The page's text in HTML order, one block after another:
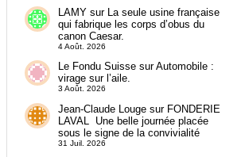
LAMYsur La seule usine française
qui fabrique les corps d’obus du
canon Caesar.
4 Août. 2026
Le Fondu SuissesurAutomobile :
virage sur l’aile.
3 Août. 2026
Jean-Claude Lougesur FONDERIE
LAVAL Une belle journée placée
sous le signe de la convivialité
31 Juil. 2026